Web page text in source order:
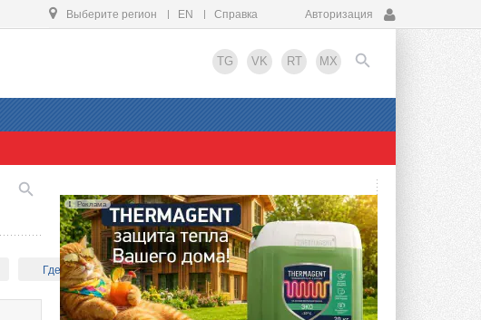
Выберите регион EN Справка Авторизация
TG VK RT MX
EN
Где купить?
Реклама